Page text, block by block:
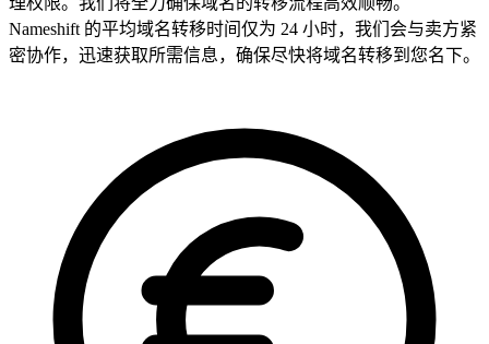
Nameshift 的平均域名转移时间仅为 24 小时，我们会与卖方紧
密协作，迅速获取所需信息，确保尽快将域名转移到您名下。